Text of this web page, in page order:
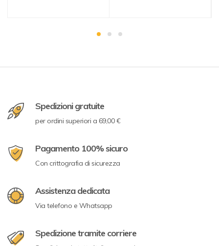
Spedizioni gratuite
per ordini superiori a 69,00 €
Pagamento 100% sicuro
Con crittografia di sicurezza
Assistenza dedicata
Via telefono e Whatsapp
Spedizione tramite corriere